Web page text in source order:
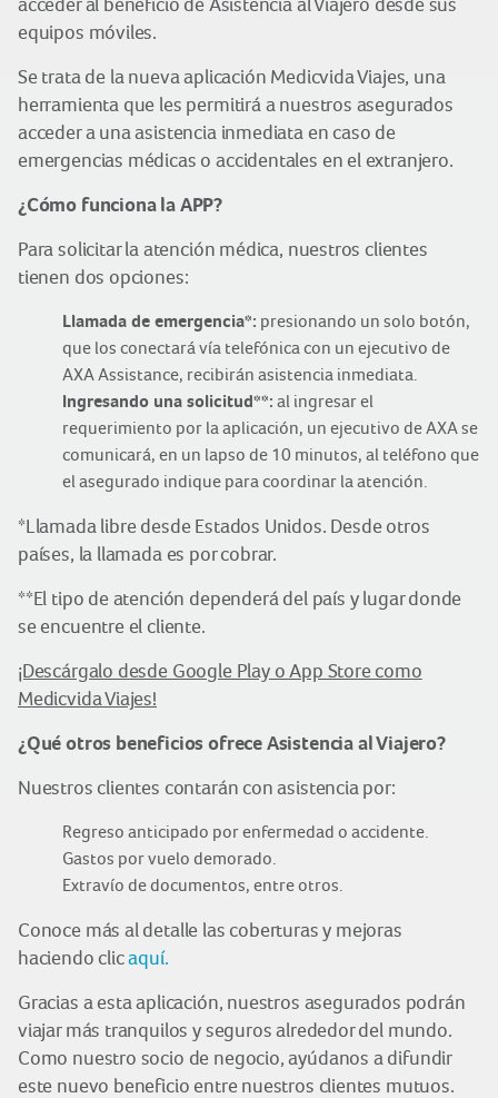
acceder al beneficio de Asistencia al Viajero desde sus
equipos móviles.
Se trata de la nueva aplicación Medicvida Viajes, una
herramienta que les permitirá a nuestros asegurados
acceder a una asistencia inmediata en caso de
emergencias médicas o accidentales en el extranjero.
¿Cómo funciona la APP?
Para solicitar la atención médica, nuestros clientes
tienen dos opciones:
Llamada de emergencia*: presionando un solo botón,
que los conectará vía telefónica con un ejecutivo de
AXA Assistance, recibirán asistencia inmediata.
Ingresando una solicitud**: al ingresar el
requerimiento por la aplicación, un ejecutivo de AXA se
comunicará, en un lapso de 10 minutos, al teléfono que
el asegurado indique para coordinar la atención.
*Llamada libre desde Estados Unidos. Desde otros
países, la llamada es por cobrar.
**El tipo de atención dependerá del país y lugar donde
se encuentre el cliente.
¡Descárgalo desde Google Play o App Store como
Medicvida Viajes!
¿Qué otros beneficios ofrece Asistencia al Viajero?
Nuestros clientes contarán con asistencia por:
Regreso anticipado por enfermedad o accidente.
Gastos por vuelo demorado.
Extravío de documentos, entre otros.
Conoce más al detalle las coberturas y mejoras
haciendo clicaquí.
Gracias a esta aplicación, nuestros asegurados podrán
viajar más tranquilos y seguros alrededor del mundo.
Como nuestro socio de negocio, ayúdanos a difundir
este nuevo beneficio entre nuestros clientes mutuos.